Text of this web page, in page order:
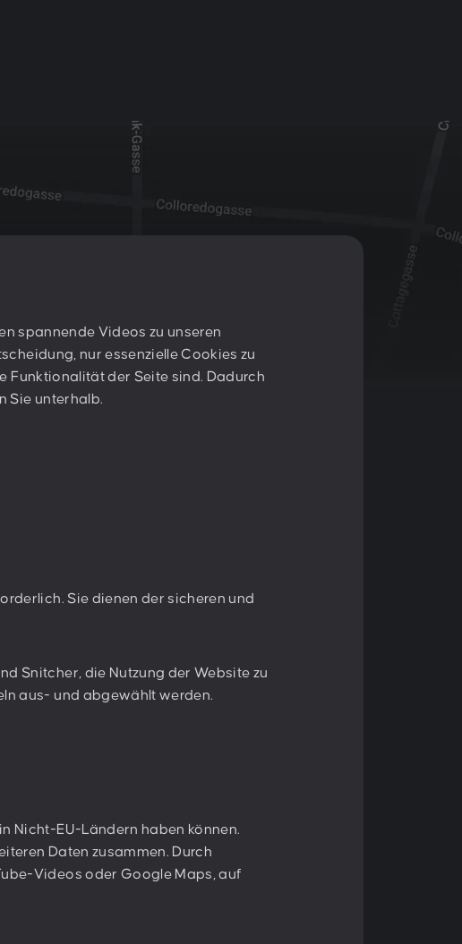
spannende Videos zu unseren
nur essenzielle Cookies zu
Funktionalität der Seite sind. Dadurch
Sie unterhalb.
Sie dienen der sicheren und
Snitcher, die Nutzung der Website zu
aus- und abgewählt werden.
Nicht-EU-Ländern haben können.
Daten zusammen. Durch
Videos oder Google Maps, auf